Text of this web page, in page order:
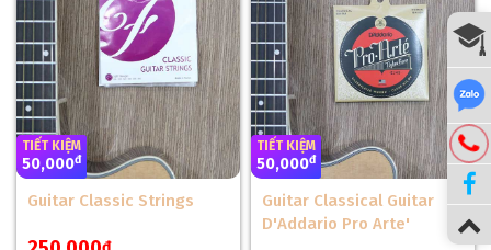
TIẾT KIỆM
50,000đ
Guitar Classic Strings
TIẾT KIỆM
50,000đ
Guitar Classical Guitar
D'Addario Pro Arte'